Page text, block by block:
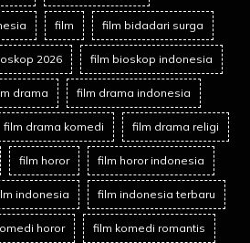
film film bidadari surga
2026 film bioskop indonesia
drama film drama indonesia
film drama komedi film drama religi
film horor film horor indonesia
indonesia film indonesia terbaru
horor film komedi romantis